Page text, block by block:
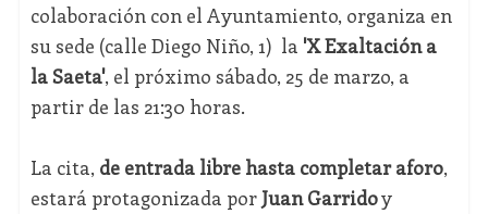
colaboración con el Ayuntamiento, organiza en
su sede (calle Diego Niño, 1) la 'X Exaltación a
la Saeta', el próximo sábado, 25 de marzo, a
partir de las 21:30 horas.
La cita, de entrada libre hasta completar aforo,
estará protagonizada porJuan Garridoy